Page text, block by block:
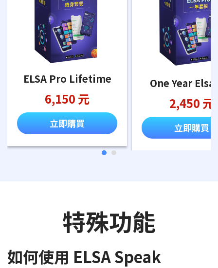
ELSA Pro Lifetime
6,150 元
立即購買
One Year
2,450 元
立即購買
特殊功能
如何使用 ELSA Speak